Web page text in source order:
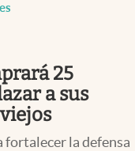
25
a sus
fortalecer la defensa